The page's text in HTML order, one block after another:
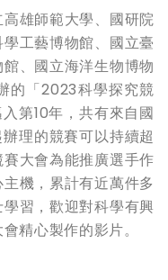
雄師範大學、國研院
工藝博物館、國立臺
、國立海洋生物博物
的「2023科學探究競
第10年，共有來自國
理的競賽可以持續超
大會為能推廣選手作
機，累計有近萬件多
習，歡迎對科學有興
精心製作的影片。